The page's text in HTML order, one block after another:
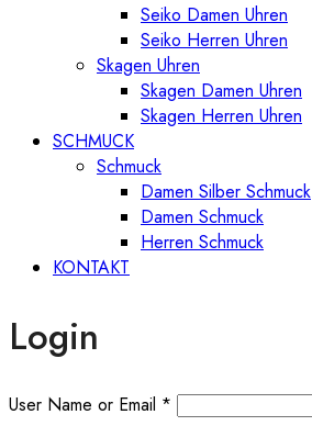
Seiko Damen Uhren
Seiko Herren Uhren
Skagen Uhren
Skagen Damen Uhren
Skagen Herren Uhren
SCHMUCK
Schmuck
Damen Silber Schmuck
Damen Schmuck
Herren Schmuck
KONTAKT
Login
User Name or Email *